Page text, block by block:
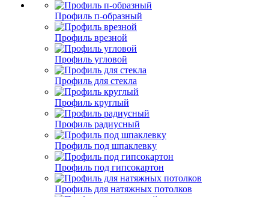
Профиль п-образный
Профиль врезной
Профиль угловой
Профиль для стекла
Профиль круглый
Профиль радиусный
Профиль под шпаклевку
Профиль под гипсокартон
Профиль для натяжных потолков